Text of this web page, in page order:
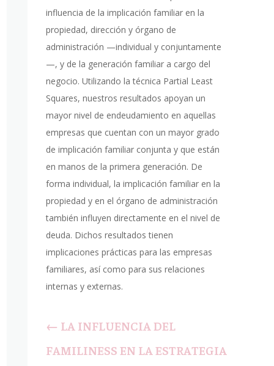
influencia de la implicación familiar en la
propiedad, dirección y órgano de
administración —individual y conjuntamente
—, y de la generación familiar a cargo del
negocio. Utilizando la técnica Partial Least
Squares, nuestros resultados apoyan un
mayor nivel de endeudamiento en aquellas
empresas que cuentan con un mayor grado
de implicación familiar conjunta y que están
en manos de la primera generación. De
forma individual, la implicación familiar en la
propiedad y en el órgano de administración
también influyen directamente en el nivel de
deuda. Dichos resultados tienen
implicaciones prácticas para las empresas
familiares, así como para sus relaciones
internas y externas.
← LA INFLUENCIA DEL
FAMILINESS EN LA ESTRATEGIA